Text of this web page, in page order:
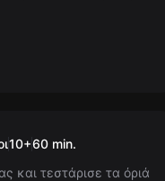
ως αλήθεια.
10+60 min.
και τεστάρισε τα όριά